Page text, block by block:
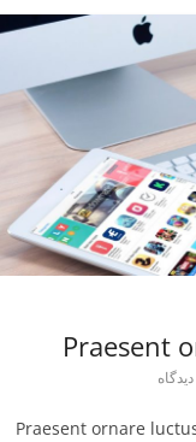
Praesent
Praesent ornare